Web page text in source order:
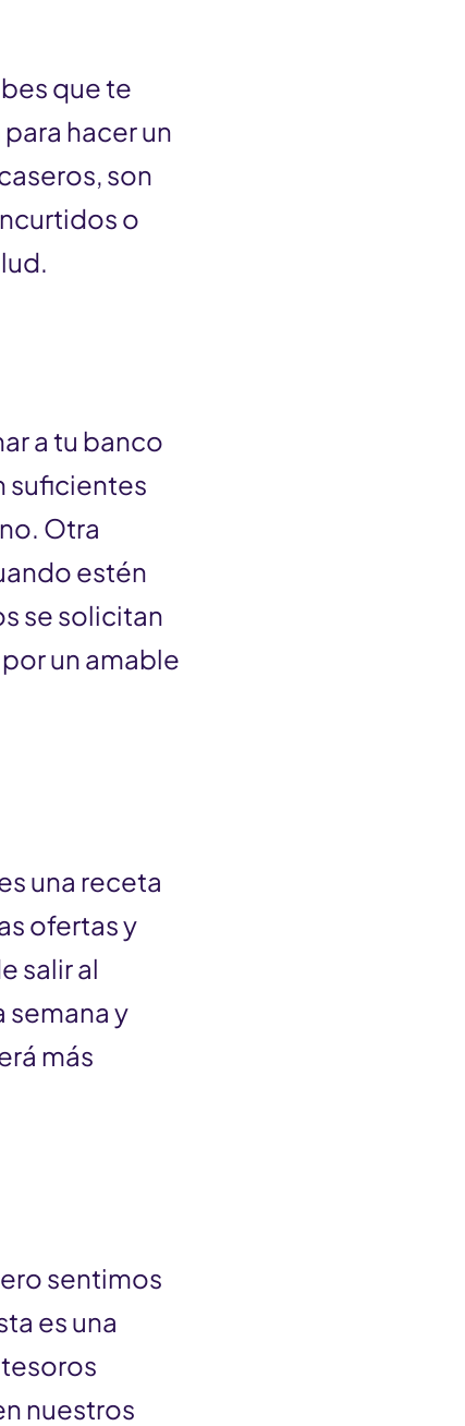
que te
hacer un
son
o
a tu banco
suficientes
Otra
estén
se solicitan
un amable
una receta
ofertas y
salir al
semana y
más
sentimos
es una
nuestros